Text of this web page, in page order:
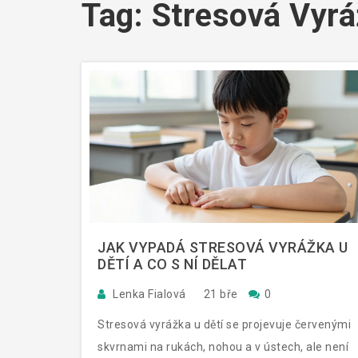
Tag: Stresová
JAK VYPADÁ STRESOVÁ VYRÁŽKA U
DĚTÍ A CO S NÍ DĚLAT
Lenka Fialová 21 bře 0
Stresová vyrážka u dětí se projevuje červenými
skvrnami na rukách, nohou a v ústech, ale není